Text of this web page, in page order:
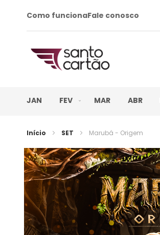
Como funcionaFale conosco
JAN FEV MAR ABR
Início SET Marubá - Origem